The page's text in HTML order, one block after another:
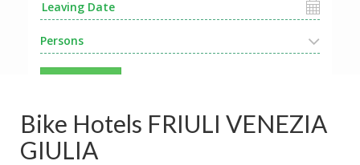
Persons
Bike Hotels FRIULI VENEZIA
GIULIA